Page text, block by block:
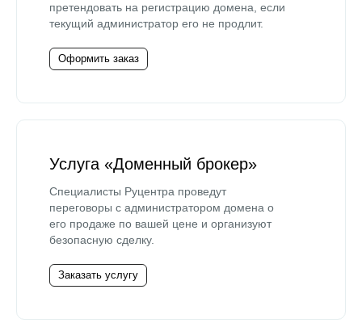
претендовать на регистрацию домена, если
текущий администратор его не продлит.
Оформить заказ
Услуга «Доменный брокер»
Специалисты Руцентра проведут
переговоры с администратором домена о
его продаже по вашей цене и организуют
безопасную сделку.
Заказать услугу